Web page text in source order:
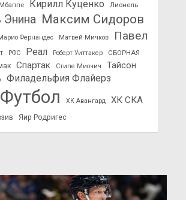
Кирилл Куценко
Лионель
Максим Сидоров
Фернандес Матвей Мичков
Павел
РФС Реал Роберт Уиттакер
СБОРНАЯ
Спартак Стипе Миочич
Тайсон
Филадельфия Флайерз
Футбол ХК Авангард ХК СКА
Яир Родригес